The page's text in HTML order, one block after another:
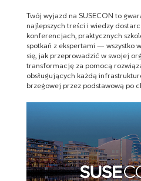
Twój wyjazd na SUSECON to
najlepszych treści i wiedzy
konferencjach, praktycznych
spotkań z ekspertami — wszystko
się, jak przeprowadzić w swojej
transformację za pomocą
obsługujących każdą
brzegowej przez podstawową po